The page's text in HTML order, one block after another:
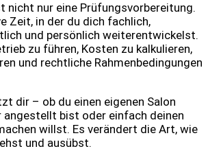
nicht nur eine Prüfungsvorbereitung.
Zeit, in der du dich fachlich,
und persönlich weiterentwickelst.
zu führen, Kosten zu kalkulieren,
und rechtliche Rahmenbedingungen
dir – ob du einen eigenen Salon
bist oder einfach deinen
willst. Es verändert die Art, wie
und ausübst.